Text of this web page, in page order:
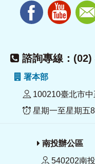
諮詢專線：(02)
署本部
100210臺北市
星期一至星期五
南投辦公區
540202南